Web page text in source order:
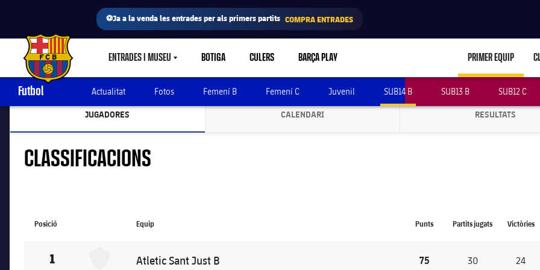
⚽Ja a la venda les entrades per als primers partits COMPRA ENTRADES
FC Barcelona club badge ENTRADES I MUSEULABEL.SHARE.CARETDOWN
BOTIGA CULERS BARÇA PLAY PRIMER EQUIP
Futbol Actualitat Fotos Femení B Femení C Juvenil SUB14 B SUB13 B SUB12 C
JUGADORES
LABEL.ARIA.CHEVRONRIGHT
CALENDARI
LABEL.ARIA.CHEVRONRIGHT
RESULTATS
CLASSIFICACIONS
Posició Equip Punts Partits jugats Victòries
1 Atletic Sant Just B 75 30 24